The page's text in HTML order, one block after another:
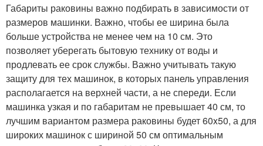
Габариты раковины важно подбирать в зависимости от
размеров машинки. Важно, чтобы ее ширина была
больше устройства не менее чем на 10 см. Это
позволяет уберегать бытовую технику от воды и
продлевать ее срок службы. Важно учитывать такую
защиту для тех машинок, в которых панель управления
располагается на верхней части, а не спереди. Если
машинка узкая и по габаритам не превышает 40 см, то
лучшим вариантом размера раковины будет 60x50, а для
широких машинок с шириной 50 см оптимальным